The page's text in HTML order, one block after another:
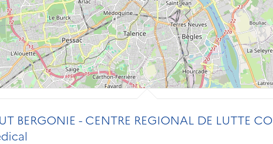
BERGONIE - CENTRE REGIONAL DE LUTTE